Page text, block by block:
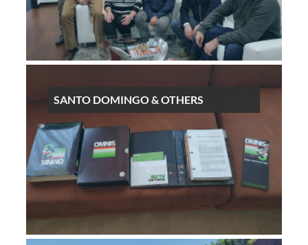
SANTO DOMINGO & OTHERS